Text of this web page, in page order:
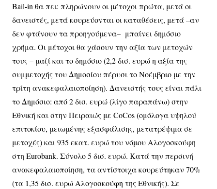
Bail-in θα πει: πληρώνουν οι μέτοχοι πρώτα, μετά οι
δανειστές, μετά κουρεύονται οι καταθέσεις, μετά –αν
δεν φτάνουν τα προηγούμενα– μπαίνει δημόσιο
χρήμα. Οι μέτοχοι θα χάσουν την αξία των μετοχών
τους – μαζί και το δημόσιο (2,2 δισ. ευρώ η αξία της
συμμετοχής του Δημοσίου πέρυσι το Νοέμβριο με την
τρίτη ανακεφαλαιοποίηση). Δανειστής τους είναι πάλι
το Δημόσιο: από 2 δισ. ευρώ (λίγο παραπάνω) στην
Εθνική και στην Πειραιώς με CoCos (ομόλογα υψηλού
επιτοκίου, μειωμένης εξασφάλισης, μετατρέψιμα σε
μετοχές) και 935 εκατ. ευρώ του νόμου Αλογοσκούφη
στη Eurobank. Σύνολο 5 δισ. ευρώ. Κατά την περσινή
ανακεφαλαιοποίηση, τα αντίστοιχα κουρεύτηκαν 70%
(τα 1,35 δισ. ευρώ Αλογοσκούφη της Εθνικής). Σε